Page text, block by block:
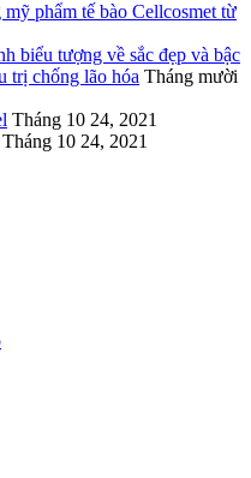
phẩm tế bào Cellcosmet từ
biểu tượng về sắc đẹp và bậc
trị chống lão hóa Tháng mười
Tháng 10 24, 2021
Tháng 10 24, 2021